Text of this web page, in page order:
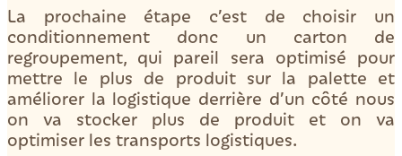
La prochaine étape c’est de choisir un
conditionnement donc un carton de
regroupement, qui pareil sera optimisé pour
mettre le plus de produit sur la palette et
améliorer la logistique derrière d’un côté nous
on va stocker plus de produit et on va
optimiser les transports logistiques.